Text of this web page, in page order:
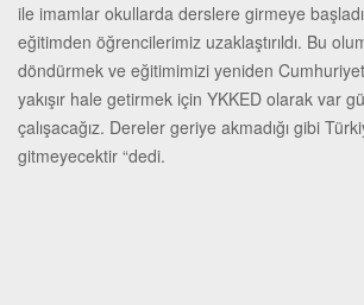
ile imamlar okullarda derslere girmeye
eğitimden öğrencilerimiz uzaklaştırıldı. Bu
döndürmek ve eğitimimizi yeniden
yakışır hale getirmek için YKKED olarak var
çalışacağız. Dereler geriye akmadığı gibi
gitmeyecektir “dedi.